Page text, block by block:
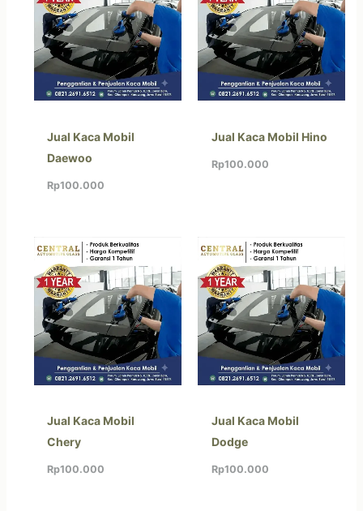
Jual Kaca Mobil
Daewoo
Rp100.000
Jual Kaca Mobil Hino
Rp100.000
Jual Kaca Mobil
Chery
Rp100.000
Jual Kaca Mobil
Dodge
Rp100.000